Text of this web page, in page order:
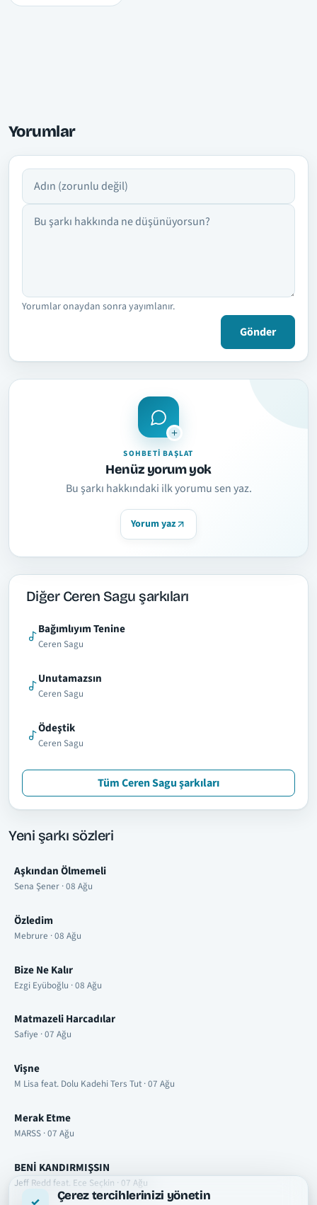
Çerez tercihlerinizi yönetin
Yorumlar
Adın
Yorumun
Yorumlar onaydan sonra yayımlanır.
Gönder
SOHBETI BAŞLAT
Henüz yorum yok
Bu şarkı hakkındaki ilk yorumu sen yaz.
Yorum yaz
Diğer Ceren Sagu şarkıları
Bağımlıyım Tenine
Ceren Sagu
Unutamazsın
Ceren Sagu
Ödeştik
Ceren Sagu
Tüm Ceren Sagu şarkıları
Yeni şarkı sözleri
Aşkından Ölmemeli
Sena Şener · 08 Ağu
Özledim
Mebrure · 08 Ağu
Bize Ne Kalır
Ezgi Eyüboğlu · 08 Ağu
Matmazeli Harcadılar
Safiye · 07 Ağu
Vişne
M Lisa feat. Dolu Kadehi Ters Tut · 07 Ağu
Merak Etme
MARSS · 07 Ağu
BENİ KANDIRMIŞSIN
Jeff Redd feat. Ece Seçkin · 07 Ağu